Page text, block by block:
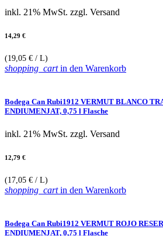
inkl. 21% MwSt. zzgl. Versand
14,29 €
(19,05 € / L)
shopping_cartin den Warenkorb
Bodega Can Rubi1912 VERMUT BLANCO
ENDIUMENJAT, 0,75 l Flasche
inkl. 21% MwSt. zzgl. Versand
12,79 €
(17,05 € / L)
shopping_cartin den Warenkorb
Bodega Can Rubi1912 VERMUT ROJO
ENDIUMENJAT, 0,75 l Flasche